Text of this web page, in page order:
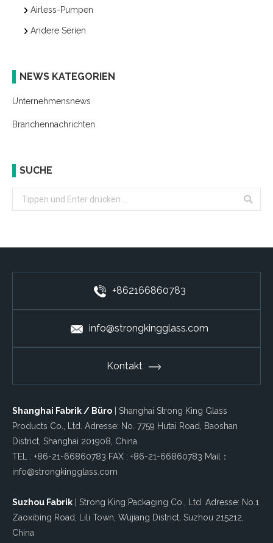
Airless-Pumpen
Andere Serien
NEWS KATEGORIEN
Unternehmensnews
Branchennachrichten
SUCHE
Search:
+862166860783
info@strongkingglass.com
Kontakt
Shanghai Fabrik / Büro | Shanghai Strong King Glass
Products Co., Ltd. Adresse: No. 7759 Hutai Road, Baoshan
District, Shanghai 201908, China
TEL : +86-21-66860783 FAX : +86-21-66860783 Mail：
info@strongkingglass.com
Suzhou Fabrik | Strong King Packaging Co., Ltd. Adresse: No.1
Zaoxibing Road, Lili Town, Wujiang District, Suzhou 215212,
China